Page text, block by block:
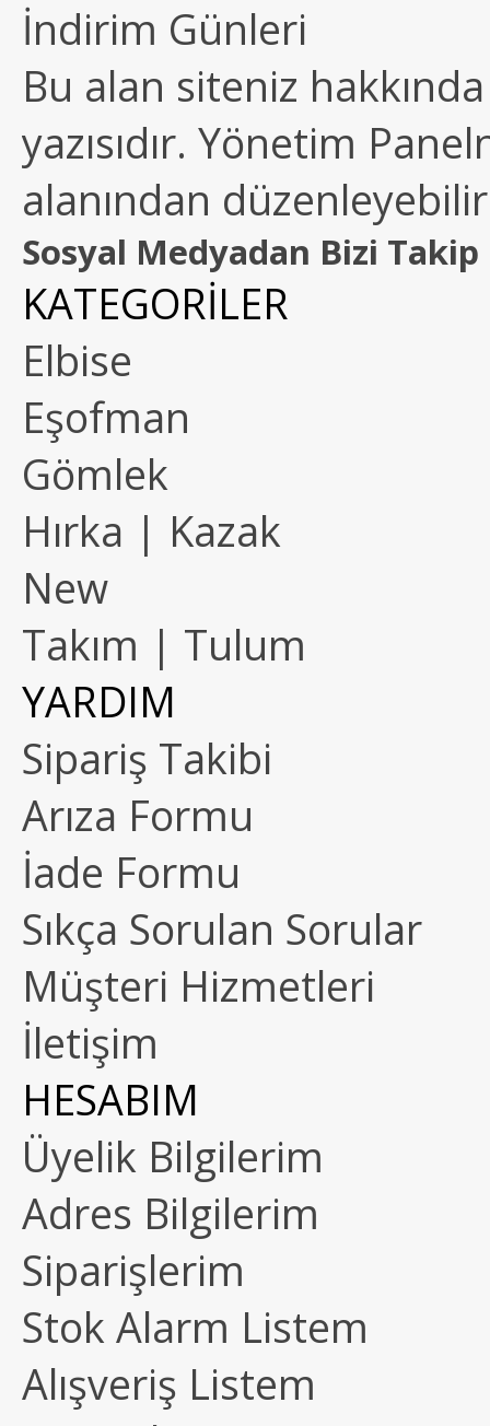
İndirim Günleri
Bu alan siteniz
yazısıdır. Yönetim
alanından
Sosyal Medyadan Bizi Takip
KATEGORİLER
Elbise
Eşofman
Gömlek
Hırka | Kazak
New
Takım | Tulum
YARDIM
Sipariş Takibi
Arıza Formu
İade Formu
Sıkça Sorulan Sorular
Müşteri Hizmetleri
İletişim
HESABIM
Üyelik Bilgilerim
Adres Bilgilerim
Siparişlerim
Stok Alarm Listem
Alışveriş Listem